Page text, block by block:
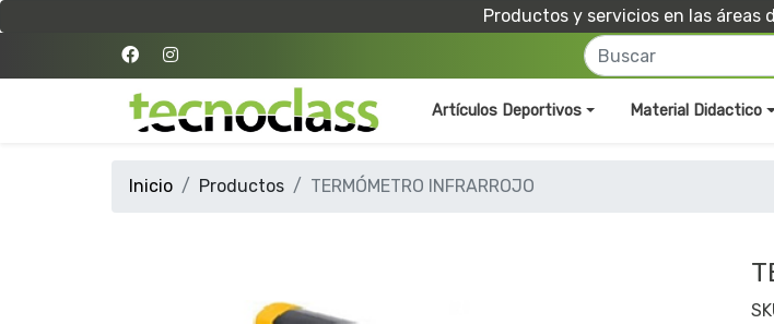
Productos y servicios en las áreas
Artículos Deportivos Material Didactico
Inicio Productos TERMÓMETRO INFRARROJO